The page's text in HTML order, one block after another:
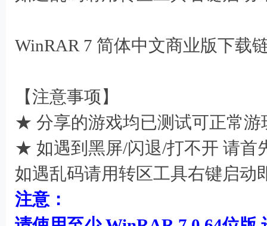
WinRAR 7 简体中文商业版下载
【注意事项】
★ 分享的游戏均已测试可正常游
★ 如遇到黑屏/闪退/打不开 请首
如遇乱码请用转区工具右键启动
注意：